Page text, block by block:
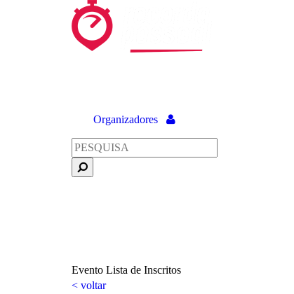
Organizadores
Evento Lista de Inscritos
< voltar